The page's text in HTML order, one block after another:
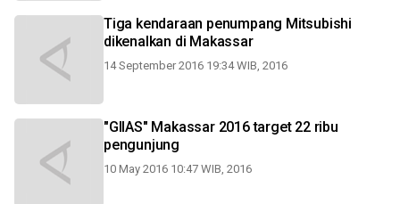
Tiga kendaraan penumpang Mitsubishi
dikenalkan di Makassar
14 September 2016 19:34 WIB, 2016
"GIIAS" Makassar 2016 target 22 ribu
pengunjung
10 May 2016 10:47 WIB, 2016